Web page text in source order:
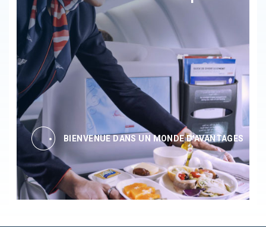
BIENVENUE DANS UN MONDE D'AVANTAGES